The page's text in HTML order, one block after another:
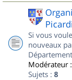
Si vous
nouveaux
Modérateur :
Sujets : 8